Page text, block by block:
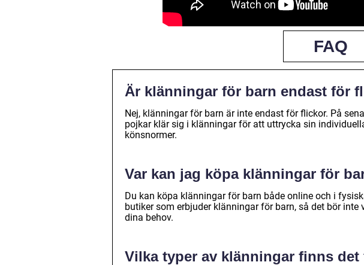
FAQ
Är klänningar för barn endast för
Nej, klänningar för barn är inte endast för flickor. På
pojkar klär sig i klänningar för att uttrycka sin
könsnormer.
Var kan jag köpa klänningar för
Du kan köpa klänningar för barn både online och i
butiker som erbjuder klänningar för barn, så det bör
dina behov.
Vilka typer av klänningar finns det